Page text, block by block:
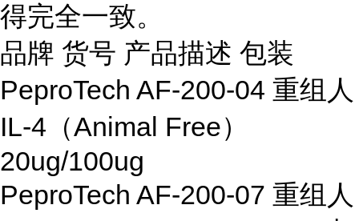
得完全一致。
品牌 货号 产品描述 包装
PeproTech AF-200-04 重组人
IL-4（Animal Free）
20ug/100ug
PeproTech AF-200-07 重组人